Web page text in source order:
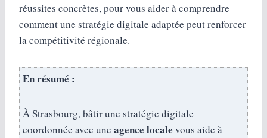
réussites concrètes, pour vous aider à comprendre
comment une stratégie digitale adaptée peut renforcer
la compétitivité régionale.
En résumé :
À Strasbourg, bâtir une stratégie digitale
coordonnée avec une agence locale vous aide à